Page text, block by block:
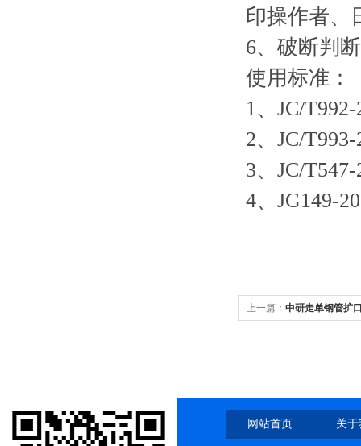
印操作者、
6、破断判
使用标准：
1、JC/
2、JC/
3、JC/
4、JG149-
上一篇： 中研走单钢管扩
网站首页 关